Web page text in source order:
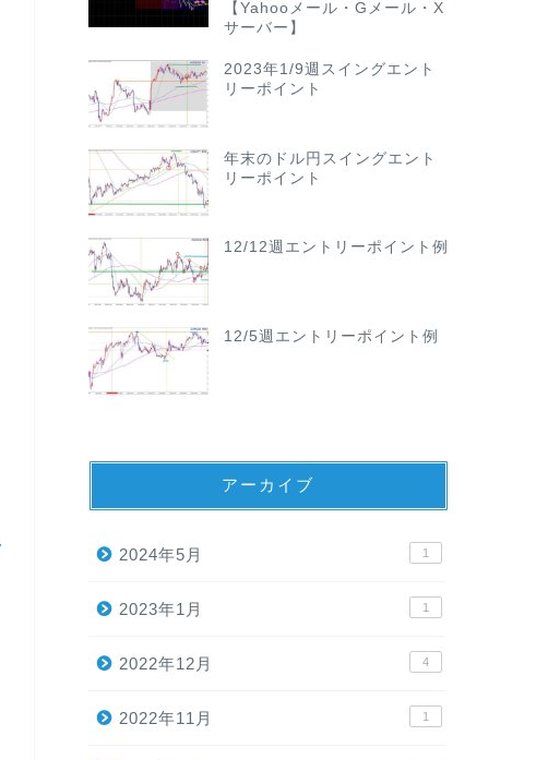
【Yahooメール・Gメール・X
サーバー】
2023年1/9週スイングエント
リーポイント
年末のドル円スイングエント
リーポイント
12/12週エントリーポイント例
12/5週エントリーポイント例
アーカイブ
2024年5月 1
2023年1月 1
2022年12月 4
2022年11月 1